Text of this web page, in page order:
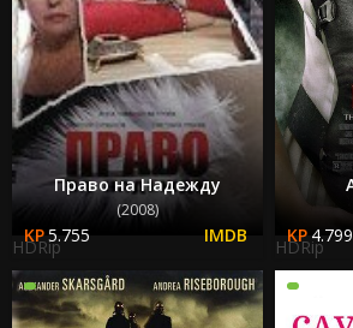
Право на Надежду
(2008)
5.755
HDRip
4.799
HDRip